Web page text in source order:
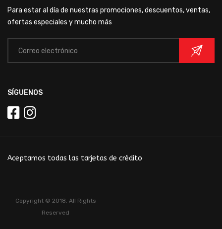
Para estar al día de nuestras promociones, descuentos, ventas,
ofertas especiales y mucho más
SÍGUENOS
Aceptamos todas las tarjetas de crédito
Copyright © 2018. All Rights
Reserved